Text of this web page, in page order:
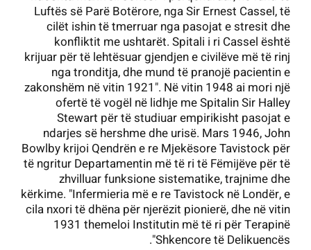
Luftës së Parë Botërore, nga Sir Ernest Cassel, të
cilët ishin të tmerruar nga pasojat e stresit dhe
konfliktit me ushtarët. Spitali i ri Cassel është
krijuar për të lehtësuar gjendjen e civilëve më të rinj
nga tronditja, dhe mund të pranojë pacientin e
zakonshëm në vitin 1921". Në vitin 1948 ai mori një
ofertë të vogël në lidhje me Spitalin Sir Halley
Stewart për të studiuar empirikisht pasojat e
ndarjes së hershme dhe urisë. Mars 1946, John
Bowlby krijoi Qendrën e re Mjekësore Tavistock për
të ngritur Departamentin më të ri të Fëmijëve për të
zhvilluar funksione sistematike, trajnime dhe
kërkime. "Infermieria më e re Tavistock në Londër, e
cila nxori të dhëna për njerëzit pionierë, dhe në vitin
1931 themeloi Institutin më të ri për Terapinë
Shkencore të Delikuencës".